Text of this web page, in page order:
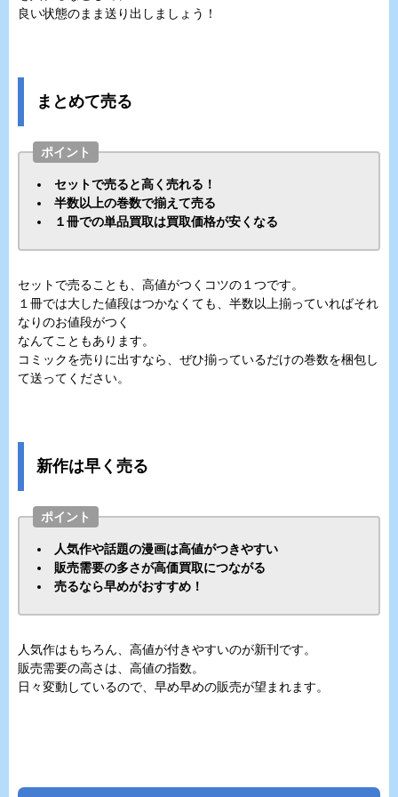
良い状態のまま送り出しましょう！
まとめて売る
ポイント
セットで売ると高く売れる！
半数以上の巻数で揃えて売る
１冊での単品買取は買取価格が安くなる
セットで売ることも、高値がつくコツの１つです。
１冊では大した値段はつかなくても、半数以上揃っていればそれ
なりのお値段がつく
なんてこともあります。
コミックを売りに出すなら、ぜひ揃っているだけの巻数を梱包し
て送ってください。
新作は早く売る
ポイント
人気作や話題の漫画は高値がつきやすい
販売需要の多さが高価買取につながる
売るなら早めがおすすめ！
人気作はもちろん、高値が付きやすいのが新刊です。
販売需要の高さは、高値の指数。
日々変動しているので、早め早めの販売が望まれます。